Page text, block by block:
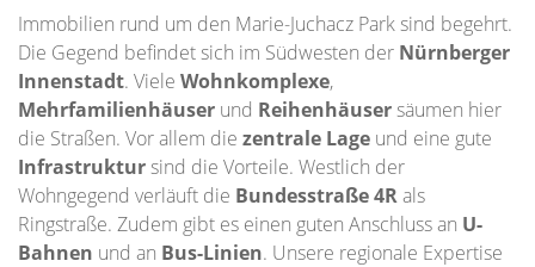
Immobilien rund um den Marie-Juchacz Park sind begehrt.
Die Gegend befindet sich im Südwesten der Nürnberger
Innenstadt. Viele Wohnkomplexe,
Mehrfamilienhäuser und Reihenhäusersäumen hier
die Straßen. Vor allem die zentrale Lage und eine gute
Infrastruktursind die Vorteile. Westlich der
Wohngegend verläuft die Bundesstraße 4Rals
Ringstraße. Zudem gibt es einen guten Anschluss an U-
Bahnen und an Bus-Linien. Unsere regionale Expertise